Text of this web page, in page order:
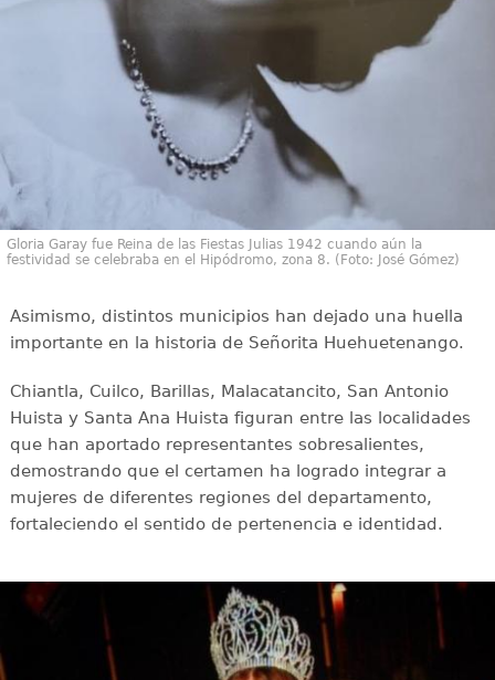
Gloria Garay fue Reina de las Fiestas Julias 1942 cuando aún la
festividad se celebraba en el Hipódromo, zona 8. (Foto: José Gómez)
Asimismo, distintos municipios han dejado una huella
importante en la historia de Señorita Huehuetenango.
Chiantla, Cuilco, Barillas, Malacatancito, San Antonio
Huista y Santa Ana Huista figuran entre las localidades
que han aportado representantes sobresalientes,
demostrando que el certamen ha logrado integrar a
mujeres de diferentes regiones del departamento,
fortaleciendo el sentido de pertenencia e identidad.